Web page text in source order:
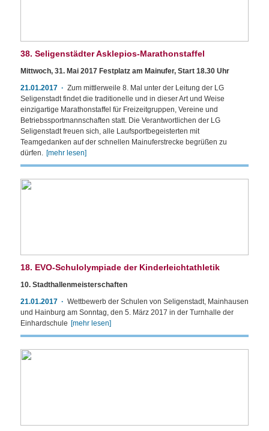
38. Seligenstädter Asklepios-Marathonstaffel
Mittwoch, 31. Mai 2017 Festplatz am Mainufer, Start 18.30 Uhr
21.01.2017
Zum mittlerweile 8. Mal unter der Leitung der LG
Seligenstadt findet die traditionelle und in dieser Art und Weise
einzigartige Marathonstaffel für Freizeitgruppen, Vereine und
Betriebssportmannschaften statt. Die Verantwortlichen der LG
Seligenstadt freuen sich, alle Laufsportbegeisterten mit
Teamgedanken auf der schnellen Mainuferstrecke begrüßen zu
dürfen. [mehr lesen]
18. EVO-Schulolympiade der Kinderleichtathletik
10. Stadthallenmeisterschaften
21.01.2017
Wettbewerb der Schulen von Seligenstadt, Mainhausen
und Hainburg am Sonntag, den 5. März 2017 in der Turnhalle der
Einhardschule [mehr lesen]